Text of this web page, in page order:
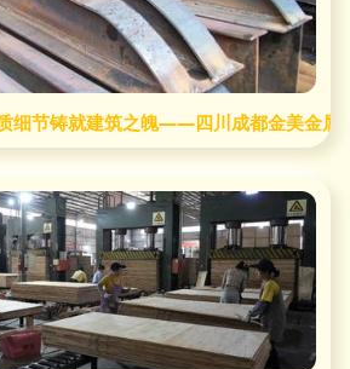
细节铸就建筑之魄——四川成都金美金属